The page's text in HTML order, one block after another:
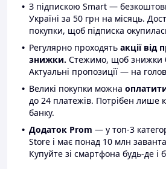
З підпискою Smart —
Україні за 50 грн на місяць.
покупки, щоб підписка
Регулярно проходять акції від
знижки. Стежимо, щоб знижки
Актуальні пропозиції — на
Великі покупки можна
до 24 платежів. Потрібен лише
банку.
Додаток Prom — у топ-3
Store і має понад 10 млн
Купуйте зі смартфона будь-де і